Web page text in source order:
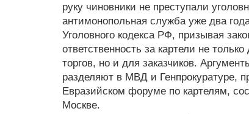
руку чиновники не преступали
антимонопольная служба уже два
Уголовного кодекса РФ, призывая
ответственность за картели не
торгов, но и для заказчиков.
разделяют в МВД и Генпрокуратуре,
Евразийском форуме по картелям,
Москве.